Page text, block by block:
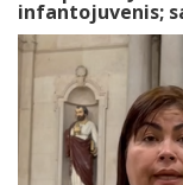
infantojuvenis;